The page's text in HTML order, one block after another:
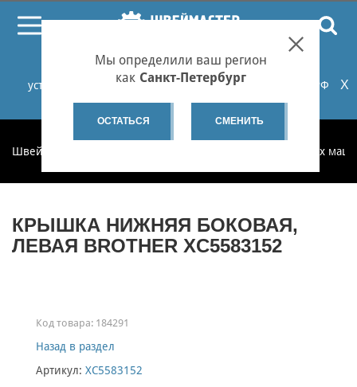
При проблемах с онлайн-оплатой заказов на сайте
установите российские сертификаты НУЦ Минцифры РФ
или используйте Яндекс.Браузер.Подробнее...
X
Мы определили ваш регион
как Санкт-Петербург
ОСТАТЬСЯ СМЕНИТЬ
Швеймастер Запчасти для бытовых швейных
КРЫШКА НИЖНЯЯ БОКОВАЯ,
ЛЕВАЯ BROTHER XC5583152
Код товара: 184291
Назад в раздел
Артикул: XC5583152